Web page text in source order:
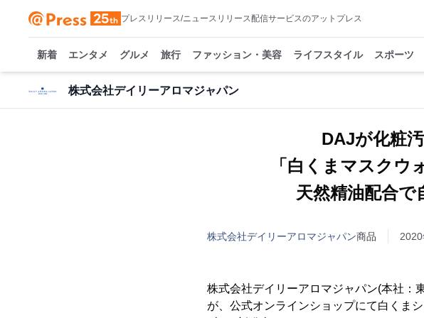
プレスリリース/ニュースリリース配信サービスのアットプレス
新着 エンタメ グルメ 旅行 ファッション・美容 ライフスタイル スポーツ
株式会社デイリーアロマジャパン
DAJが化粧
「白くまマスクウ
天然精油配合で
株式会社デイリーアロマジャパン商品
株式会社デイリーアロマジャパン(本社：
が、公式オンラインショップにて白くま